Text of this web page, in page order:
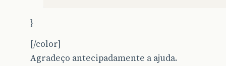
}
[/color]
Agradeço antecipadamente a ajuda.